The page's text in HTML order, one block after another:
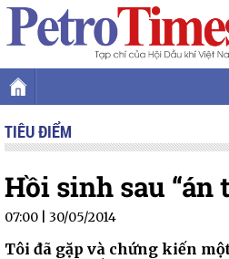
TIÊU ĐIỂM
Hồi sinh sau “án
07:00 | 30/05/2014
Tôi đã gặp và chứng kiến